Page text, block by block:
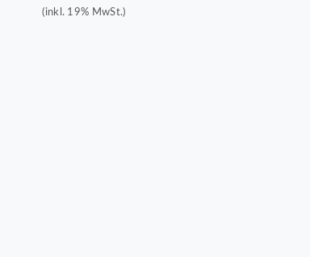
(inkl. 19% MwSt.)